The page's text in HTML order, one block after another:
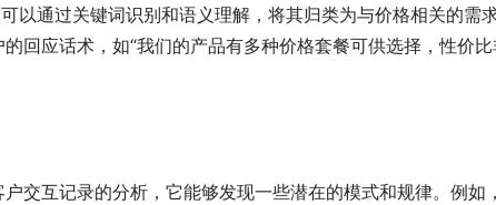
以通过关键词识别和语义理解，将其归类为与价格相关的需求
回应话术，如“我们的产品有多种价格套餐可供选择，性价
交互记录的分析，它能够发现一些潜在的模式和规律。例如，